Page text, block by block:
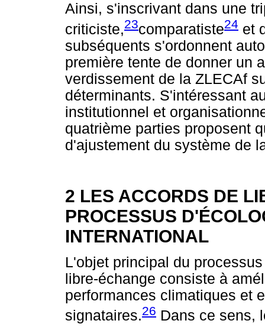
Ainsi, s'inscrivant dans une
criticiste,23comparatiste24 et
subséquents s'ordonnent
première tente de donner un
verdissement de la ZLECAf
déterminants. S'intéressant
institutionnel et
quatrième parties proposent
d'ajustement du système de
2 LES ACCORDS DE
PROCESSUS
INTERNATIONAL
L'objet principal du
libre-échange consiste à
performances climatiques et
signataires.26 Dans ce sens,